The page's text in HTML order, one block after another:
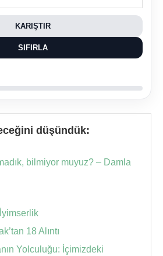
KARIŞTIR
SIFIRLA
düşündük:
bilmiyor muyuz? – Damla
18 Alıntı
Yolculuğu: İçimizdeki